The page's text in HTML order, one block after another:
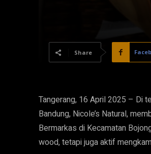
Share
Tangerang, 16 April 2025 – Di
Bandung, Nicole’s Natural,
Bermarkas di Kecamatan
wood, tetapi juga aktif